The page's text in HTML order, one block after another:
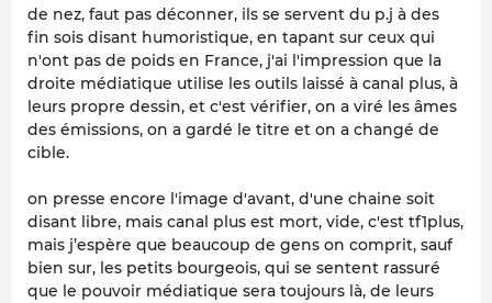
de nez, faut pas déconner, ils se servent du p.j à des
fin sois disant humoristique, en tapant sur ceux qui
n'ont pas de poids en France, j'ai l'impression que la
droite médiatique utilise les outils laissé à canal plus, à
leurs propre dessin, et c'est vérifier, on a viré les âmes
des émissions, on a gardé le titre et on a changé de
cible.
on presse encore l'image d'avant, d'une chaine soit
disant libre, mais canal plus est mort, vide, c'est tf1plus,
mais j’espère que beaucoup de gens on comprit, sauf
bien sur, les petits bourgeois, qui se sentent rassuré
que le pouvoir médiatique sera toujours là, de leurs